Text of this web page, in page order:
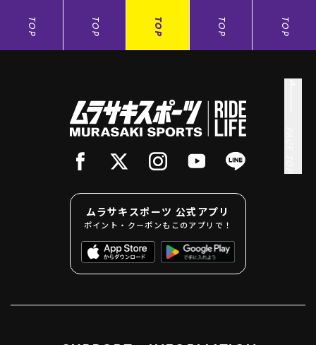
TOP TOP TOP TOP TOP
ムラサキスポーツ 公式アプリ
ポイント・クーポンもこのアプリで！